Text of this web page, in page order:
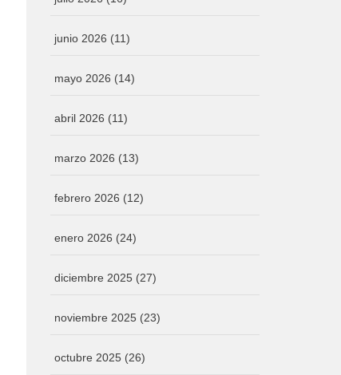
junio 2026 (11)
mayo 2026 (14)
abril 2026 (11)
marzo 2026 (13)
febrero 2026 (12)
enero 2026 (24)
diciembre 2025 (27)
noviembre 2025 (23)
octubre 2025 (26)